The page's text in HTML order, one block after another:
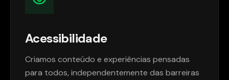
Acessibilidade
Criamos conteúdo e experiências pensadas
para todos, independentemente das barreiras